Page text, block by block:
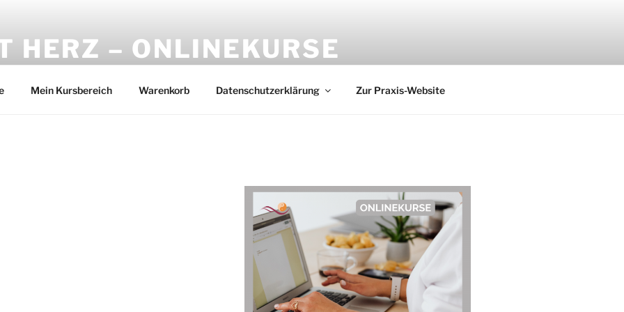
HERZ – ONLINEKURSE
Mein Kursbereich Warenkorb Datenschutzerklärung Zur Praxis-Website